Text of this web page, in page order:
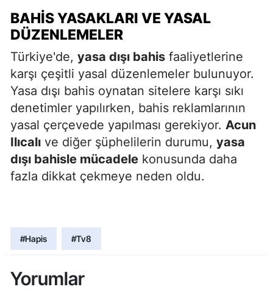
BAHIS YASAKLARI VE YASAL
DÜZENLEMELER
Türkiye'de, yasa dışı bahis faaliyetlerine
karşı çeşitli yasal düzenlemeler bulunuyor.
Yasa dışı bahis oynatan sitelere karşı sıkı
denetimler yapılırken, bahis reklamlarının
yasal çerçevede yapılması gerekiyor. Acun
Ilıcalı ve diğer şüphelilerin durumu, yasa
dışı bahisle mücadele konusunda daha
fazla dikkat çekmeye neden oldu.
#Hapis #Tv8
Yorumlar